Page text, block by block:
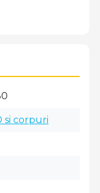
si corpuri